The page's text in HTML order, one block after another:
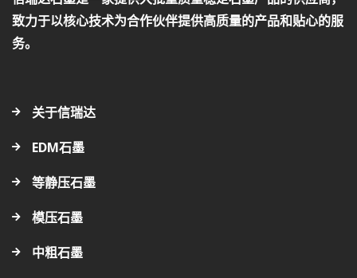
致力于以核心技术为合作伙伴提供高质量的产品和贴心的服
务。
关于信瑞达
EDM石墨
等静压石墨
模压石墨
中粗石墨